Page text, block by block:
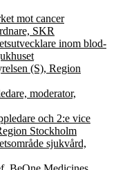
mot cancer
SKR
inom blod-
(S), Region
moderator,
och 2:e vice
Stockholm
sjukvård,